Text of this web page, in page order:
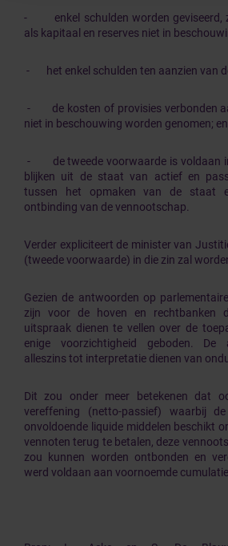
- enkel schulden worden geviseerd,
als kapitaal en reserves niet in
- het enkel schulden ten aanzien van
- de kosten of provisies verbonden
niet in beschouwing worden genomen; en
- de tweede voorwaarde is voldaan
blijken uit de staat van actief en
tussen het opmaken van de staat
ontbinding van de vennootschap.
Verder expliciteert de minister van
(tweede voorwaarde) in die zin zal
Gezien de antwoorden op
zijn voor de hoven en rechtbanken
uitspraak dienen te vellen over de
enige voorzichtigheid geboden. De
alleszins tot interpretatie dienen van
Dit zou onder meer betekenen dat
vereffening (netto-passief) waarbij
onvoldoende liquide middelen beschikt
vennoten terug te betalen, deze
zou kunnen worden ontbonden en
werd voldaan aan voornoemde